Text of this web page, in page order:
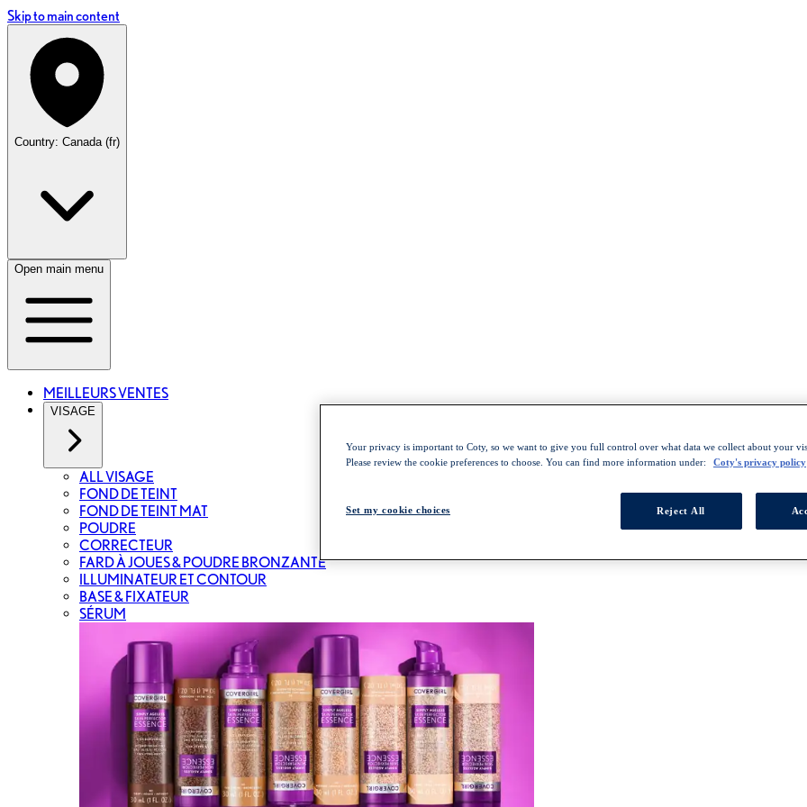
Skip to main content
Country: Canada (fr)
Open main menu
MEILLEURS VENTES
VISAGE
ALL VISAGE
FOND DE TEINT
FOND DE TEINT MAT
POUDRE
CORRECTEUR
FARD À JOUES & POUDRE BRONZANTE
ILLUMINATEUR ET CONTOUR
BASE & FIXATEUR
SÉRUM
Your privacy is important to Coty, so we want to give you full control over what data we collect about your
Please review the cookie preferences to choose. You can find more information under:
Coty's privacy policy
Set my cookie choices Reject All